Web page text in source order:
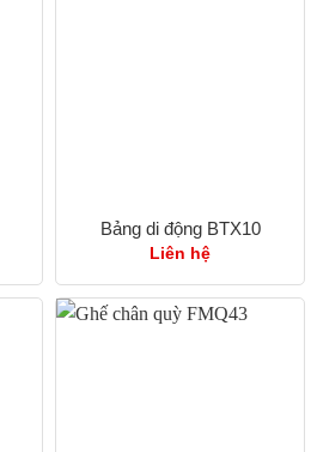
Bảng di động BTX10
Liên hệ